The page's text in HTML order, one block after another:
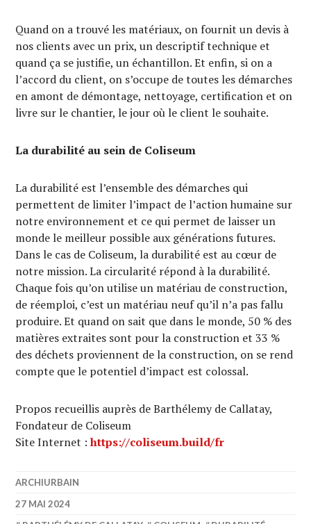
Quand on a trouvé les matériaux, on fournit un devis à
nos clients avec un prix, un descriptif technique et
quand ça se justifie, un échantillon. Et enfin, si on a
l’accord du client, on s’occupe de toutes les démarches
en amont de démontage, nettoyage, certification et on
livre sur le chantier, le jour où le client le souhaite.
La durabilité au sein de Coliseum
La durabilité est l’ensemble des démarches qui
permettent de limiter l’impact de l’action humaine sur
notre environnement et ce qui permet de laisser un
monde le meilleur possible aux générations futures.
Dans le cas de Coliseum, la durabilité est au cœur de
notre mission. La circularité répond à la durabilité.
Chaque fois qu’on utilise un matériau de construction,
de réemploi, c’est un matériau neuf qu’il n’a pas fallu
produire. Et quand on sait que dans le monde, 50 % des
matières extraites sont pour la construction et 33 %
des déchets proviennent de la construction, on se rend
compte que le potentiel d’impact est colossal.
Propos recueillis auprès de Barthélemy de Callatay,
Fondateur de Coliseum
Site Internet :https://coliseum.build/fr
ARCHIURBAIN
27 MAI 2024